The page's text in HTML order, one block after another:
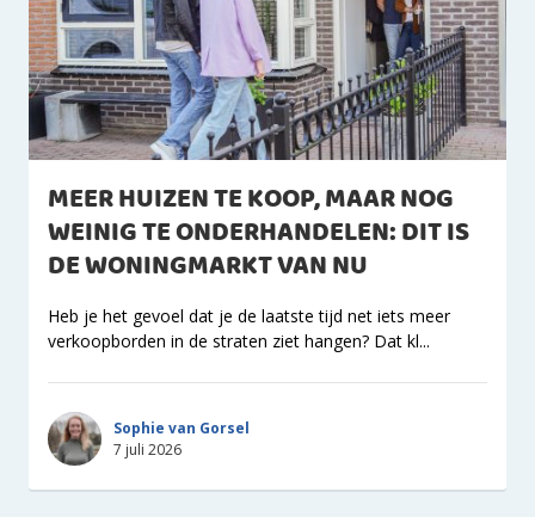
MEER HUIZEN TE KOOP, MAAR NOG
WEINIG TE ONDERHANDELEN: DIT IS
DE WONINGMARKT VAN NU
Heb je het gevoel dat je de laatste tijd net iets meer
verkoopborden in de straten ziet hangen? Dat kl...
Sophie van Gorsel
7 juli 2026